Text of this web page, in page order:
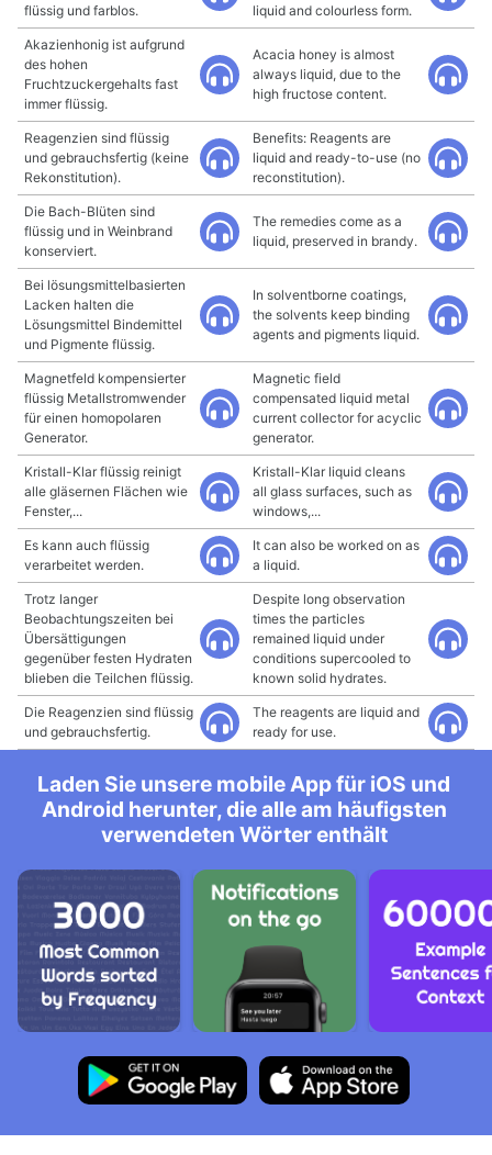
flüssig und farblos.
liquid and colourless form.
Akazienhonig ist aufgrund
des hohen
Fruchtzuckergehalts fast
immer flüssig.
Acacia honey is almost
always liquid, due to the
high fructose content.
Reagenzien sind flüssig
und gebrauchsfertig (keine
Rekonstitution).
Benefits: Reagents are
liquid and ready-to-use (no
reconstitution).
Die Bach-Blüten sind
flüssig und in Weinbrand
konserviert.
The remedies come as a
liquid, preserved in brandy.
Bei lösungsmittelbasierten
Lacken halten die
Lösungsmittel Bindemittel
und Pigmente flüssig.
In solventborne coatings,
the solvents keep binding
agents and pigments liquid.
Magnetfeld kompensierter
flüssig Metallstromwender
für einen homopolaren
Generator.
Magnetic field
compensated liquid metal
current collector for acyclic
generator.
Kristall-Klar flüssig reinigt
alle gläsernen Flächen wie
Fenster,...
Kristall-Klar liquid cleans
all glass surfaces, such as
windows,...
Es kann auch flüssig
verarbeitet werden.
It can also be worked on as
a liquid.
Trotz langer
Beobachtungszeiten bei
Übersättigungen
gegenüber festen Hydraten
blieben die Teilchen flüssig.
Despite long observation
times the particles
remained liquid under
conditions supercooled to
known solid hydrates.
Die Reagenzien sind flüssig
und gebrauchsfertig.
The reagents are liquid and
ready for use.
Laden Sie unsere mobile App für iOS und
Android herunter, die alle am häufigsten
verwendeten Wörter enthält